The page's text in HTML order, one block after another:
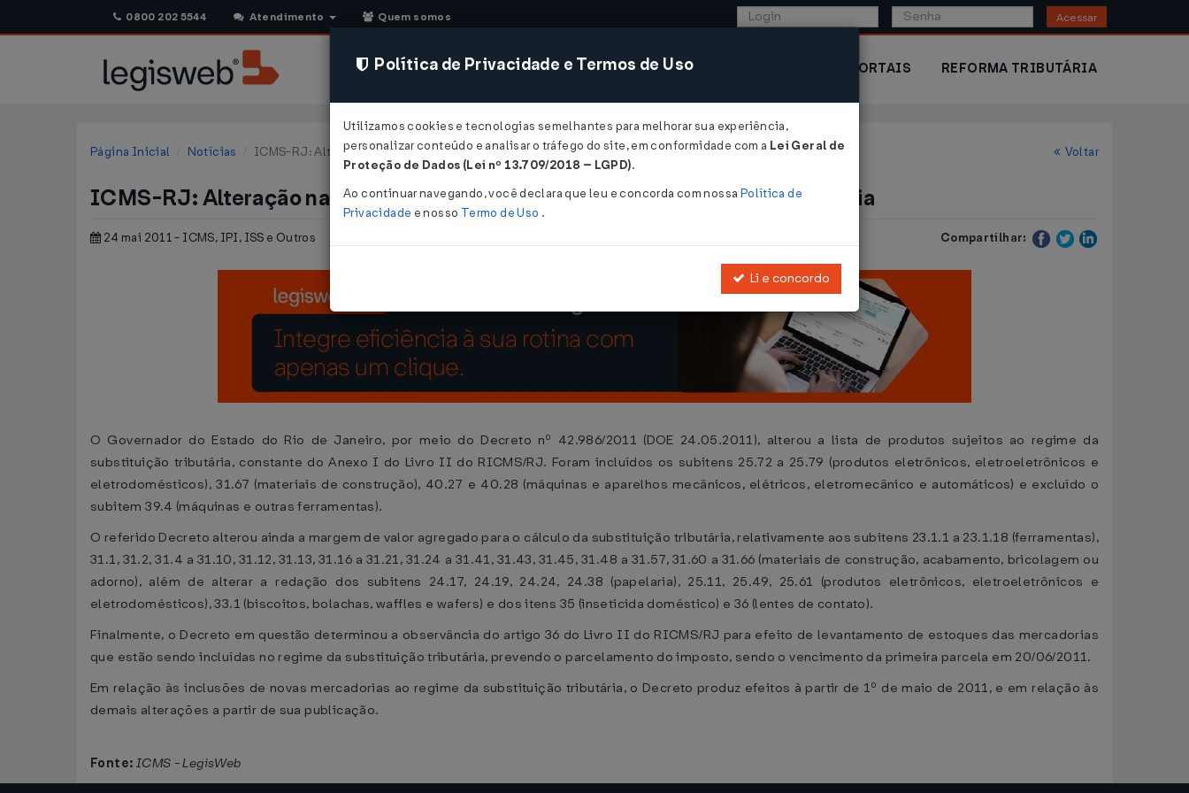
0800 202 5544 Atendimento Quem somos Acessar
CONSULTORIA SISTEMAS COMÉRCIO EXTERIOR PORTAIS REFORMA TRIBUTÁRIA
Página Inicial Notícias ICMS-RJ: Alteração na lista de mercadorias sujeitas à substituição tributária... Voltar
ICMS-RJ: Alteração na lista de mercadorias sujeitas à substituição tributária
24 mai 2011 - ICMS, IPI, ISS e Outros Compartilhar:
O Governador do Estado do Rio de Janeiro, por meio do Decreto nº 42.986/2011 (DOE 24.05.2011), alterou a lista de produtos sujeitos ao regime da
substituição tributária, constante do Anexo I do Livro II do RICMS/RJ. Foram incluídos os subitens 25.72 a 25.79 (produtos eletrônicos, eletroeletrônicos e
eletrodomésticos), 31.67 (materiais de construção), 40.27 e 40.28 (máquinas e aparelhos mecânicos, elétricos, eletromecânico e automáticos) e excluído o
subitem 39.4 (máquinas e outras ferramentas).
O referido Decreto alterou ainda a margem de valor agregado para o cálculo da substituição tributária, relativamente aos subitens 23.1.1 a 23.1.18 (ferramentas),
31.1, 31.2, 31.4 a 31.10, 31.12, 31.13, 31.16 a 31.21, 31.24 a 31.41, 31.43, 31.45, 31.48 a 31.57, 31.60 a 31.66 (materiais de construção, acabamento, bricolagem ou
adorno), além de alterar a redação dos subitens 24.17, 24.19, 24.24, 24.38 (papelaria), 25.11, 25.49, 25.61 (produtos eletrônicos, eletroeletrônicos e
eletrodomésticos), 33.1 (biscoitos, bolachas, waffles e wafers) e dos itens 35 (inseticida doméstico) e 36 (lentes de contato).
Finalmente, o Decreto em questão determinou a observância do artigo 36 do Livro II do RICMS/RJ para efeito de levantamento de estoques das mercadorias
que estão sendo incluídas no regime da substituição tributária, prevendo o parcelamento do imposto, sendo o vencimento da primeira parcela em 20/06/2011.
Em relação às inclusões de novas mercadorias ao regime da substituição tributária, o Decreto produz efeitos à partir de 1º de maio de 2011, e em relação às
demais alterações a partir de sua publicação.
Fonte: ICMS - LegisWeb
Política de Privacidade e Termos de Uso
Utilizamos cookies e tecnologias semelhantes para melhorar sua experiência,
personalizar conteúdo e analisar o tráfego do site, em conformidade com a Lei Geral de
Proteção de Dados (Lei nº 13.709/2018 – LGPD).
Ao continuar navegando, você declara que leu e concorda com nossa Política de
Privacidade e nosso Termo de Uso .
Li e concordo